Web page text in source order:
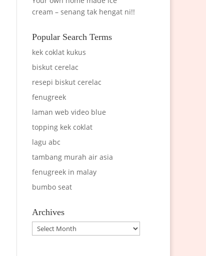
cream – senang tak hengat ni!!
Popular Search Terms
kek coklat kukus
biskut cerelac
resepi biskut cerelac
fenugreek
laman web video blue
topping kek coklat
lagu abc
tambang murah air asia
fenugreek in malay
bumbo seat
Archives
Archives